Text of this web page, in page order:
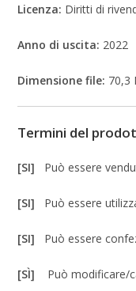
Licenza: Diritti di
Anno di uscita: 2022
Dimensione file: 70,3
Termini del
[SI] Può essere
[SI] Può essere
[SI] Può essere
[SÌ] Può modificare/